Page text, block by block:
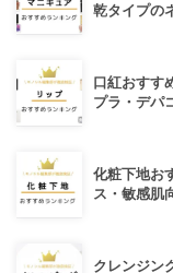
乾タイプの
口紅おすす
プラ・デパ
化粧下地お
ス・敏感肌
クレンジン